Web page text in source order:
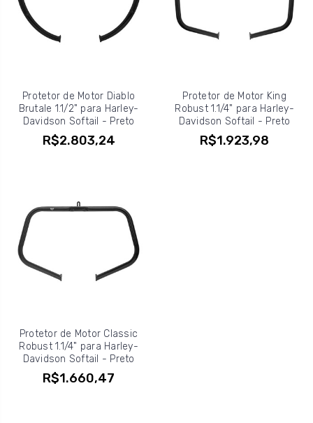
Protetor de Motor Diablo
Brutale 1.1/2" para Harley-
Davidson Softail - Preto
R$2.803,24
Protetor de Motor King
Robust 1.1/4" para Harley-
Davidson Softail - Preto
R$1.923,98
Protetor de Motor Classic
Robust 1.1/4" para Harley-
Davidson Softail - Preto
R$1.660,47